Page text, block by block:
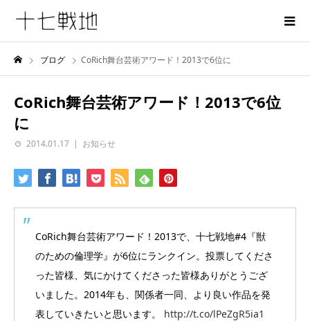
ブログ CoRich舞台芸術アワード！2013で6位に
CoRich舞台芸術アワード！2013で6位
に
2014.01.17 お知らせ
CoRich舞台芸術アワード！2013で、十七戦地#4『獣
のための倫理学』が6位にランクイン。投票してくださ
った皆様、気にかけてくださった皆様ありがとうござ
いました。2014年も、関係者一同、より良い作品を発
表していきたいと思います。 http://t.co/lPeZgR5ia1